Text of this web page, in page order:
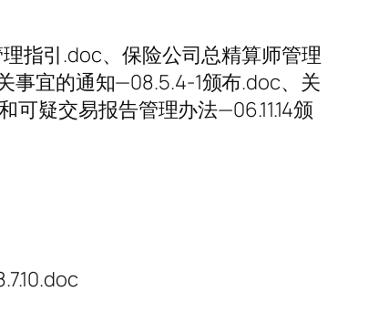
指引.doc、保险公司总精算师管理
事宜的通知—08.5.4-1颁布.doc、关
疑交易报告管理办法—06.11.14颁